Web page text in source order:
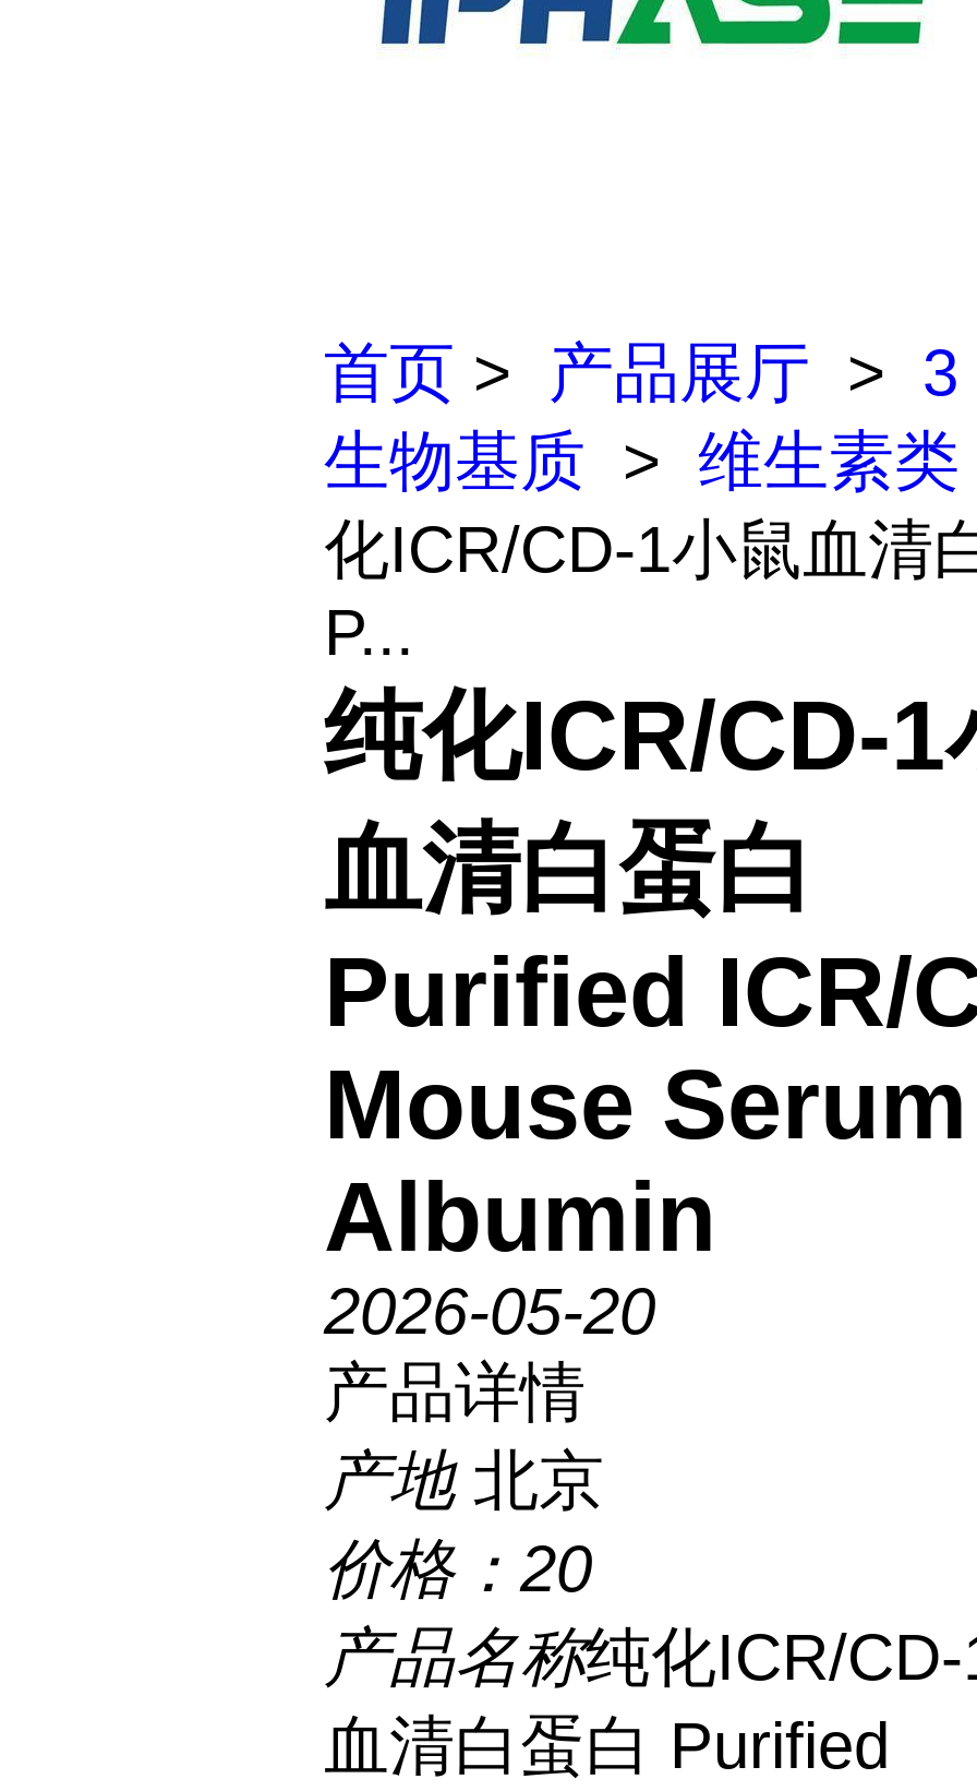
首页 > 产品展厅 > 3
生物基质 > 维生素类
化ICR/CD-1小鼠血清
P...
纯化ICR/CD-1
血清白蛋白
Purified ICR/
Mouse Serum
Albumin
2026-05-20
产品详情
产地 北京
价格： 20
产品名称纯化ICR/
血清白蛋白 Purified